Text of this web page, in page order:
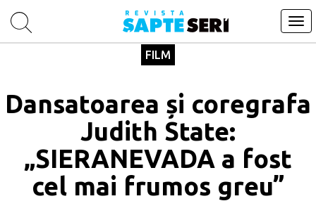
FILM
Dansatoarea și coregrafa
Judith State:
„SIERANEVADA a fost
cel mai frumos greu”